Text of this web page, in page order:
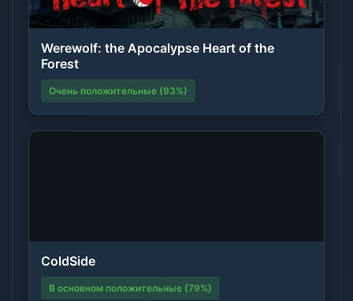
Werewolf: the Apocalypse Heart of the
Forest
Очень положительные (93%)
ColdSide
В основном положительные (79%)